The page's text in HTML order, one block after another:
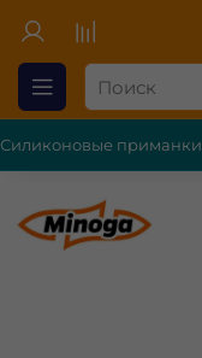
Силиконовые приманки